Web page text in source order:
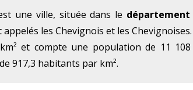
une ville, située dans le
les Chevignois et les Chevignoises.
et compte une population de 11
917,3 habitants par km².